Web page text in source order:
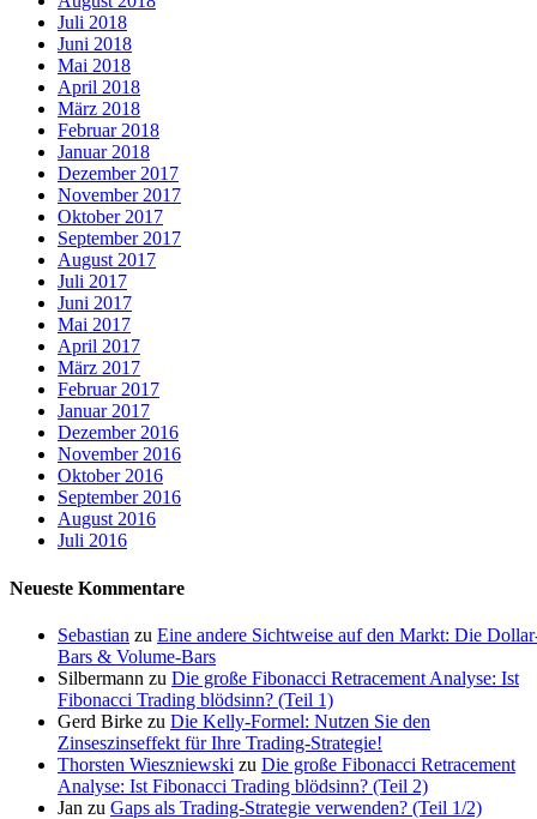
Juli 2018
Juni 2018
Mai 2018
April 2018
März 2018
Februar 2018
Januar 2018
Dezember 2017
November 2017
Oktober 2017
September 2017
August 2017
Juli 2017
Juni 2017
Mai 2017
April 2017
März 2017
Februar 2017
Januar 2017
Dezember 2016
November 2016
Oktober 2016
September 2016
August 2016
Juli 2016
Neueste Kommentare
Sebastian zu Eine andere Sichtweise auf den Markt: Die
Bars & Volume-Bars
Silbermann zu Die große Fibonacci Retracement Analyse: Ist
Fibonacci Trading blödsinn? (Teil 1)
Gerd Birke zu Die Kelly-Formel: Nutzen Sie den
Zinseszinseffekt für Ihre Trading-Strategie!
Thorsten Wieszniewski zu Die große Fibonacci Retracement
Analyse: Ist Fibonacci Trading blödsinn? (Teil 2)
Jan zu Gaps als Trading-Strategie verwenden? (Teil 1/2)